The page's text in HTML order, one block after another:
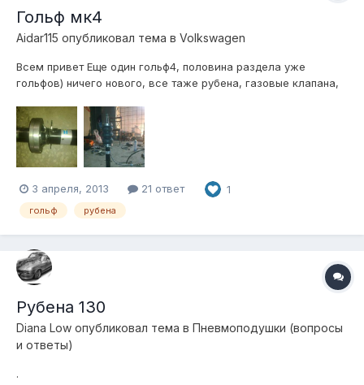
Гольф мк4
Aidar115 опубликовал тема в Volkswagen
Всем привет Еще один гольф4, половина раздела уже
гольфов) ничего нового, все таже рубена, газовые клапана,
план, чтото уже сделано перед стойки б4, рубена 130х3, поло
опорник по стойка некоторый печальный факт, то, что шток
не...
3 апреля, 2013 21 ответ 1
гольф рубена
Рубена 130
Diana Low опубликовал тема в Пневмоподушки (вопросы
и ответы)
.